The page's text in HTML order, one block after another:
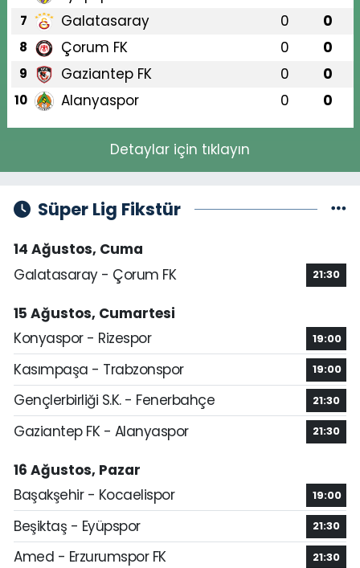
7 Galatasaray 0 0
8 Çorum FK 0 0
9 Gaziantep FK 0 0
10 Alanyaspor 0 0
Detaylar için tıklayın
Süper Lig Fikstür
14 Ağustos, Cuma
Galatasaray - Çorum FK
21:30
15 Ağustos, Cumartesi
Konyaspor - Rizespor
19:00
Kasımpaşa - Trabzonspor 19:00
Gençlerbirliği S.K. - Fenerbahçe 21:30
Gaziantep FK - Alanyaspor 21:30
16 Ağustos, Pazar
Başakşehir - Kocaelispor
19:00
Beşiktaş - Eyüpspor 21:30
Amed - Erzurumspor FK 21:30